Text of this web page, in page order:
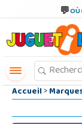
Accueil>